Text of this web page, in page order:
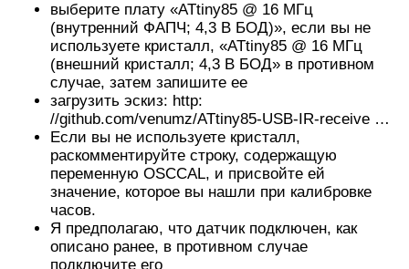
выберите плату «ATtiny85 @ 16 МГц
(внутренний ФАПЧ; 4,3 В БОД)», если вы не
используете кристалл, «ATtiny85 @ 16 МГц
(внешний кристалл; 4,3 В БОД» в противном
случае, затем запишите ее
загрузить эскиз: http:
//github.com/venumz/ATtiny85-USB-IR-receive …
Если вы не используете кристалл,
раскомментируйте строку, содержащую
переменную OSCCAL, и присвойте ей
значение, которое вы нашли при калибровке
часов.
Я предполагаю, что датчик подключен, как
описано ранее, в противном случае
подключите его